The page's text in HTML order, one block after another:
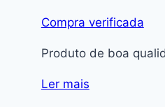
Compra verificada
Produto de boa
Ler mais